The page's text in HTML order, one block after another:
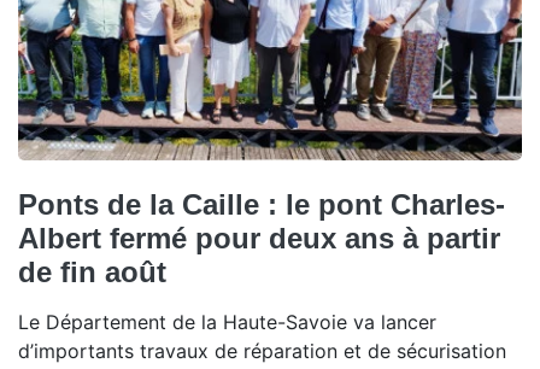
Ponts de la Caille : le pont Charles-
Albert fermé pour deux ans à partir
de fin août
Le Département de la Haute-Savoie va lancer
d’importants travaux de réparation et de sécurisation